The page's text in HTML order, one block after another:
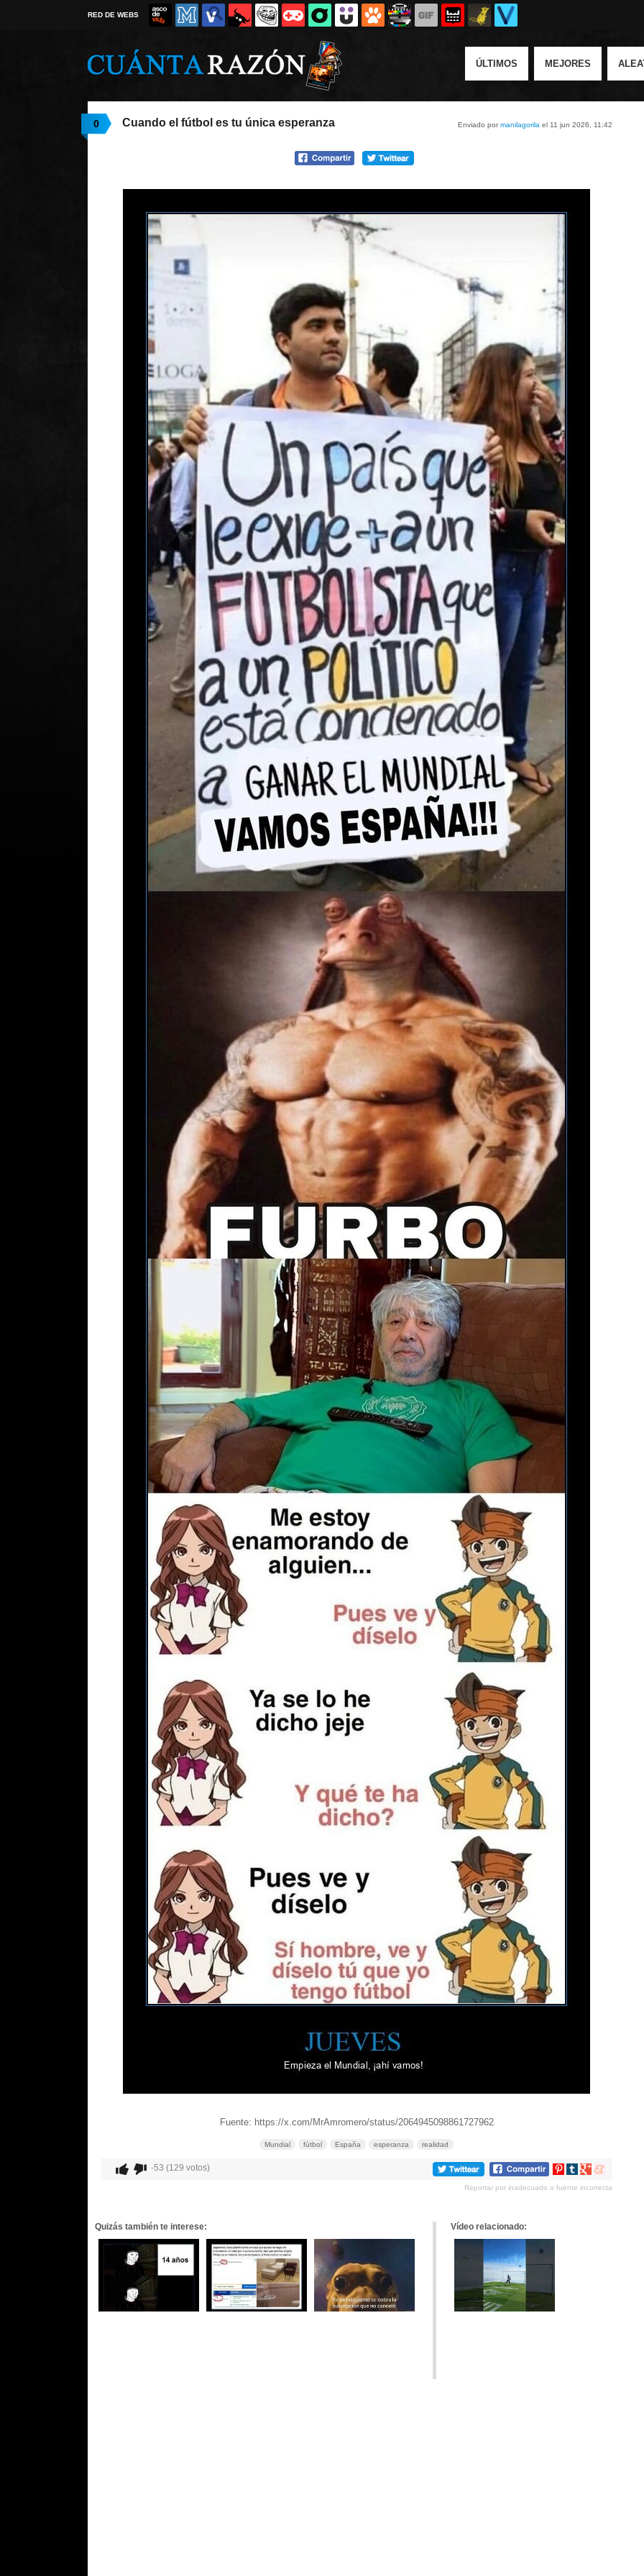
RED DE WEBS
ÚLTIMOS MEJORES
0 Enviado pormanilagorila el 11 jun 2026, 11:42
Cuando el fútbol es tu única esperanza
Fuente: https://x.com/MrAmromero/status/2064945098861727962
Mundial fútbol España esperanza realidad
-53 (129 votos)
Compartir
Pinterest
Compartir
tumblr
Compartir
Google+
Compartir
meneame
Reportar por inadecuado o fuente incorrecta
Quizás también te interese: Vídeo relacionado: